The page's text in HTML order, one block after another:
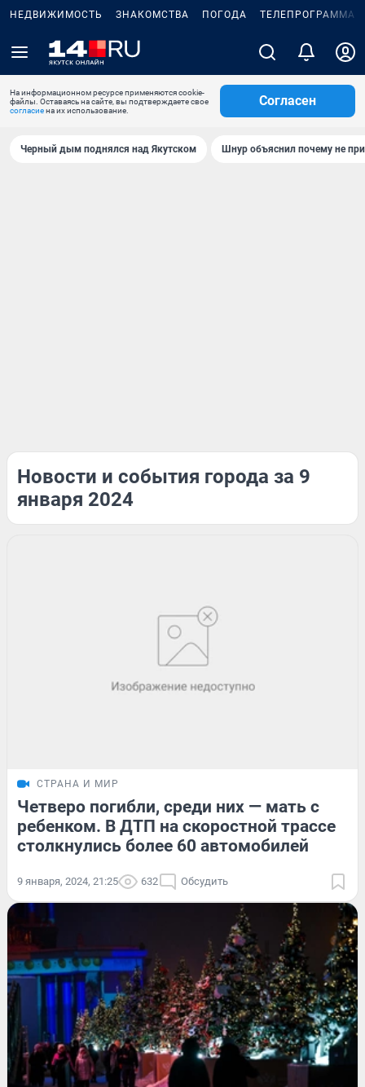
НЕДВИЖИМОСТЬ ЗНАКОМСТВА ПОГОДА ТЕЛЕПРОГРАММА
На информационном ресурсе применяются cookie-
файлы. Оставаясь на сайте, вы подтверждаете свое
согласиена их использование.
Согласен
Черный дым поднялся над Якутском Шнур объяснил почему не
Новости и события города за 9
января 2024
СТРАНА И МИР
Четверо погибли, среди них — мать с
ребенком. В ДТП на скоростной трассе
столкнулись более 60 автомобилей
9 января, 2024, 21:25 632 Обсудить